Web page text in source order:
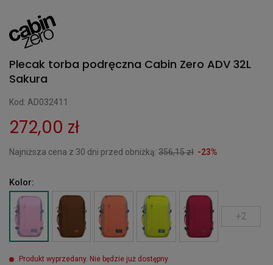
Plecak torba podręczna Cabin Zero ADV 32L
Sakura
Kod: AD032411
272,00 zł
Najniższa cena z 30 dni przed obniżką: 356,15 zł -23%
Kolor:
+2
Produkt wyprzedany. Nie będzie już dostępny